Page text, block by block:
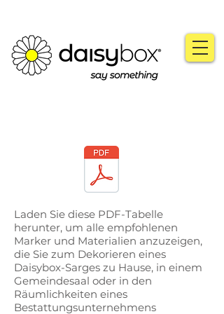
Laden Sie diese PDF-Tabelle
herunter, um alle empfohlenen
Marker und Materialien anzuzeigen,
die Sie zum Dekorieren eines
Daisybox-Sarges zu Hause, in einem
Gemeindesaal oder in den
Räumlichkeiten eines
Bestattungsunternehmens